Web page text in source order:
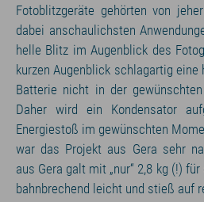
Fotoblitzgeräte gehörten von
dabei anschaulichsten
helle Blitz im Augenblick des
kurzen Augenblick schlagartig eine
Batterie nicht in der
Daher wird ein Kondensator
Energiestoß im gewünschten
war das Projekt aus Gera sehr
aus Gera galt mit „nur“ 2,8 kg (!)
bahnbrechend leicht und stieß auf